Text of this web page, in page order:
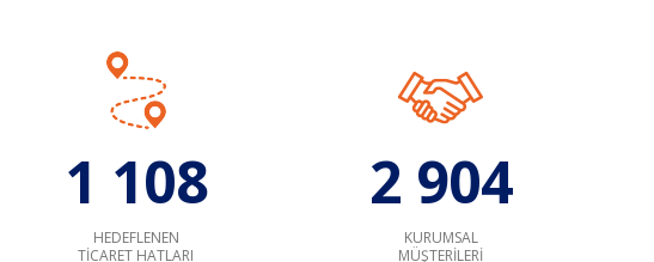
1 108
HEDEFLENEN
TICARET HATLARI
2 904
KURUMSAL
MÜŞTERILERI